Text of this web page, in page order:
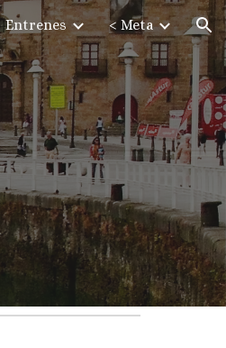
Entrenes < Meta